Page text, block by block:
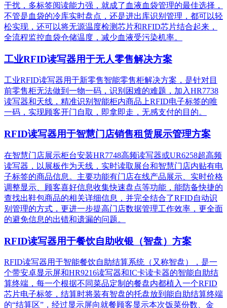
干扰，多标签阅读能力强，就成了血液血袋管理的最佳选择，
不管是血袋的冷库实时盘点，还是进出库识别管理，都可以轻
松实现，还可以将无源温度检测芯片和RFID芯片结合起来，
全流程监控血袋仓储温度，减少血液受污染机率。
工业RFID读写器用于无人零售解决方案
工业RFID读写器用于新零售智能零售柜解决方案，是针对目
前零售柜无法做到一物一码，识别困难的难题，加入HR7738
读写器和天线，精准识别​智能柜内商品上RFID电子标签的唯
一码，实现顾客开门自取，即拿即走，无感支付的目的。
RFID读写器用于智慧门店销售租赁展示管理方案
在智慧门店展示柜台安装HR7748高频读写器或UR6258超高频
读写器，以展板作为天线，实时读取展台和智慧门店内贴有电
子标签的商品信息。主要功能有门店在线产品展示、实时价格
调整显示、顾客喜好信息收集快速盘点等功能，能防备快捷的
查找出鞋包商品的相关详细信息，并完全结合了RFID自动识
别管理的方式，更进一步提高门店数据管理工作效率，更全面
的避免信息的出错和遗漏的问题。
RFID读写器用于餐饮自助收银（智盘）方案
RFID读写器用于智能餐饮自助结算系统（又称智盘），是一
个带安卓显示屏和HR9216读写器和IC卡读卡器的智能自助结
算终端，每一个根据不同菜品定制的餐盘内都植入一个RFID
芯片电子标签，结算时将装有智盘的托盘放到能自助结算终端
的“结算区”，经过显示屏向就餐顾客显示本次饭菜份数、金